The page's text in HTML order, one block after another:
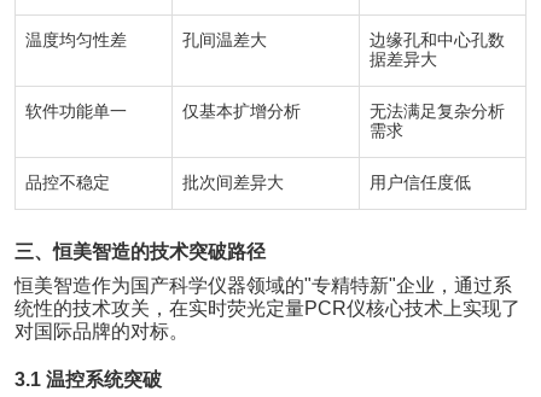
温度均匀性差 孔间温差大
边缘孔和中心孔数
据差异大
软件功能单一 仅基本扩增分析
无法满足复杂分析
需求
品控不稳定 批次间差异大 用户信任度低
三、恒美智造的技术突破路径
恒美智造作为国产科学仪器领域的"专精特新"企业，通过系
统性的技术攻关，在实时荧光定量PCR仪核心技术上实现了
对国际品牌的对标。
3.1 温控系统突破